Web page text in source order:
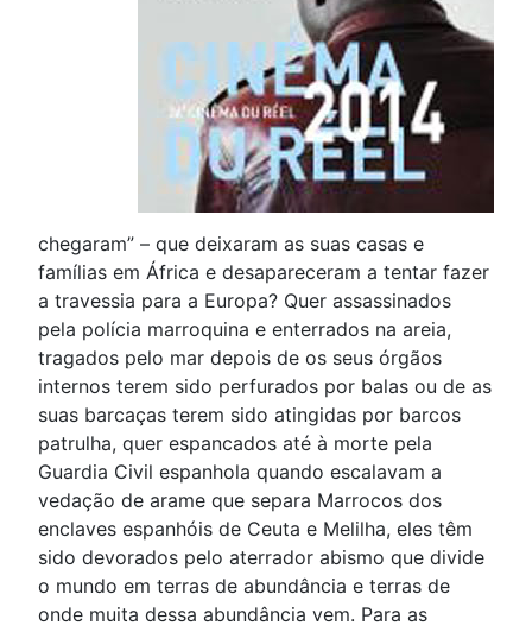
chegaram” – que deixaram as suas casas e
famílias em África e desapareceram a tentar fazer
a travessia para a Europa? Quer assassinados
pela polícia marroquina e enterrados na areia,
tragados pelo mar depois de os seus órgãos
internos terem sido perfurados por balas ou de as
suas barcaças terem sido atingidas por barcos
patrulha, quer espancados até à morte pela
Guardia Civil espanhola quando escalavam a
vedação de arame que separa Marrocos dos
enclaves espanhóis de Ceuta e Melilha, eles têm
sido devorados pelo aterrador abismo que divide
o mundo em terras de abundância e terras de
onde muita dessa abundância vem. Para as